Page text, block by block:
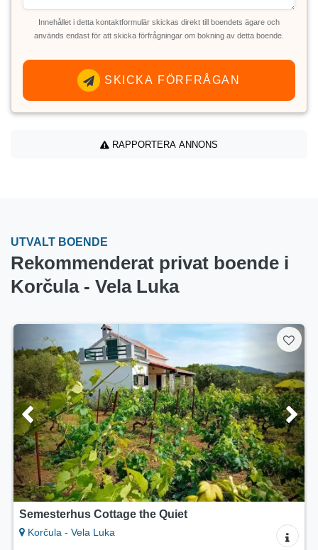
Innehållet i detta kontaktformulär skickas direkt till boendets ägare och
används endast för att skicka förfrågningar om bokning av detta boende.
SKICKA FÖRFRÅGAN
RAPPORTERA ANNONS
UTVALT BOENDE
Rekommenderat privat boende i
Korčula - Vela Luka
Semesterhus Cottage the Quiet
Korčula - Vela Luka